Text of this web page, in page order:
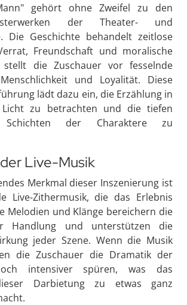
gehört ohne Zweifel zu den
der Theater- und
Die Geschichte behandelt zeitlose
Freundschaft und moralische
die Zuschauer vor fesselnde
und Loyalität. Diese
lädt dazu ein, die Erzählung in
zu betrachten und die tiefen
Schichten der Charaktere zu
Live-Musik
Merkmal dieser Inszenierung ist
Live-Zithermusik, die das Erlebnis
Melodien und Klänge bereichern die
Handlung und unterstützen die
jeder Szene. Wenn die Musik
die Zuschauer die Dramatik der
intensiver spüren, was das
Darbietung zu etwas ganz